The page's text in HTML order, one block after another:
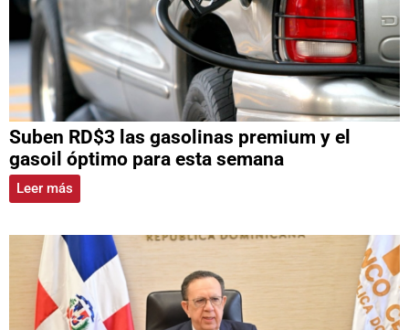
Suben RD$3 las gasolinas premium y el
gasoil óptimo para esta semana
Leer más